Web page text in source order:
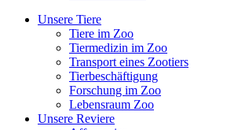
Unsere Tiere
Tiere im Zoo
Tiermedizin im Zoo
Transport eines Zootiers
Tierbeschäftigung
Forschung im Zoo
Lebensraum Zoo
Unsere Reviere